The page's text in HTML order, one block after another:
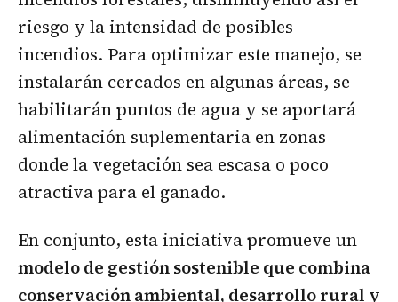
riesgo y la intensidad de posibles
incendios. Para optimizar este manejo, se
instalarán cercados en algunas áreas, se
habilitarán puntos de agua y se aportará
alimentación suplementaria en zonas
donde la vegetación sea escasa o poco
atractiva para el ganado.
En conjunto, esta iniciativa promueve un
modelo de gestión sostenible que combina
conservación ambiental, desarrollo rural y